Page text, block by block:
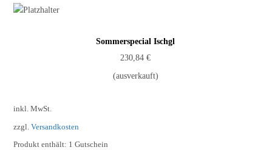
Sommerspecial Ischgl
230,84€
(ausverkauft)
inkl. MwSt.
zzgl.Versandkosten
Produkt enthält: 1Gutschein